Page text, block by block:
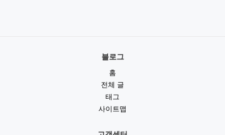
블로그
홈
전체 글
태그
사이트맵